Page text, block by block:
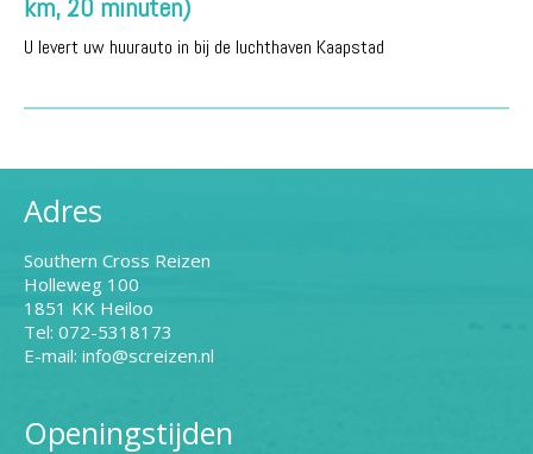
km, 20 minuten)
U levert uw huurauto in bij de luchthaven Kaapstad
Adres
Southern Cross Reizen
Holleweg 100
1851 KK Heiloo
Tel: 072-5318173
E-mail: info@screizen.nl
Openingstijden